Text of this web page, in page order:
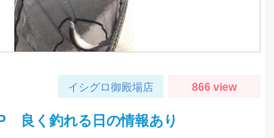
イシグロ御殿場店 866 view
良く釣れる日の情報あり